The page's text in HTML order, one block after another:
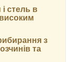
стель в
з
та